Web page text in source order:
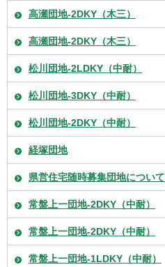
高瀬団地-2DKY（木三）
高瀬団地-2DKY（木三）
松川団地-2LDKY（中耐）
松川団地-3DKY（中耐）
松川団地-2DKY（中耐）
経塚団地
県営住宅随時募集団地について
常盤上一団地-2DKY（中耐）
常盤上一団地-2DKY（中耐）
常盤上一団地-1LDKY（中耐）